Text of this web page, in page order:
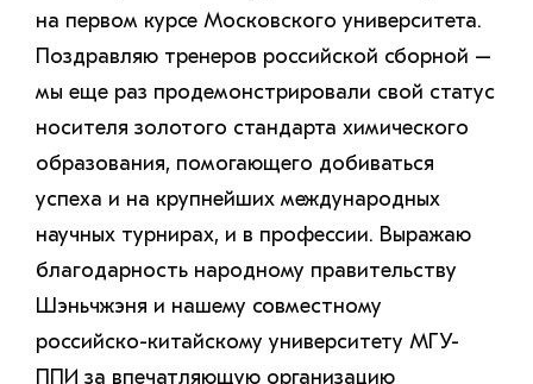
на первом курсе Московского университета.
Поздравляю тренеров российской сборной –
мы еще раз продемонстрировали свой статус
носителя золотого стандарта химического
образования, помогающего добиваться
успеха и на крупнейших международных
научных турнирах, и в профессии. Выражаю
благодарность народному правительству
Шэньчжэня и нашему совместному
российско-китайскому университету МГУ-
ППИ за впечатляющую организацию